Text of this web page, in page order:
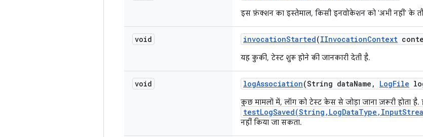
इस फ़ंक्शन का इस्तेमाल, किसी इनवोकेशन को 'अभी नहीं' के
void invocationStarted(IInvocationContext
यह कुकी, टेस्ट शुरू होने की जानकारी देती है.
void logAssociation(String dataName , LogFile
कुछ मामलों में, लॉग को टेस्ट केस से जोड़ा जाना ज़रूरी होता है.
नहीं किया जा सकता.